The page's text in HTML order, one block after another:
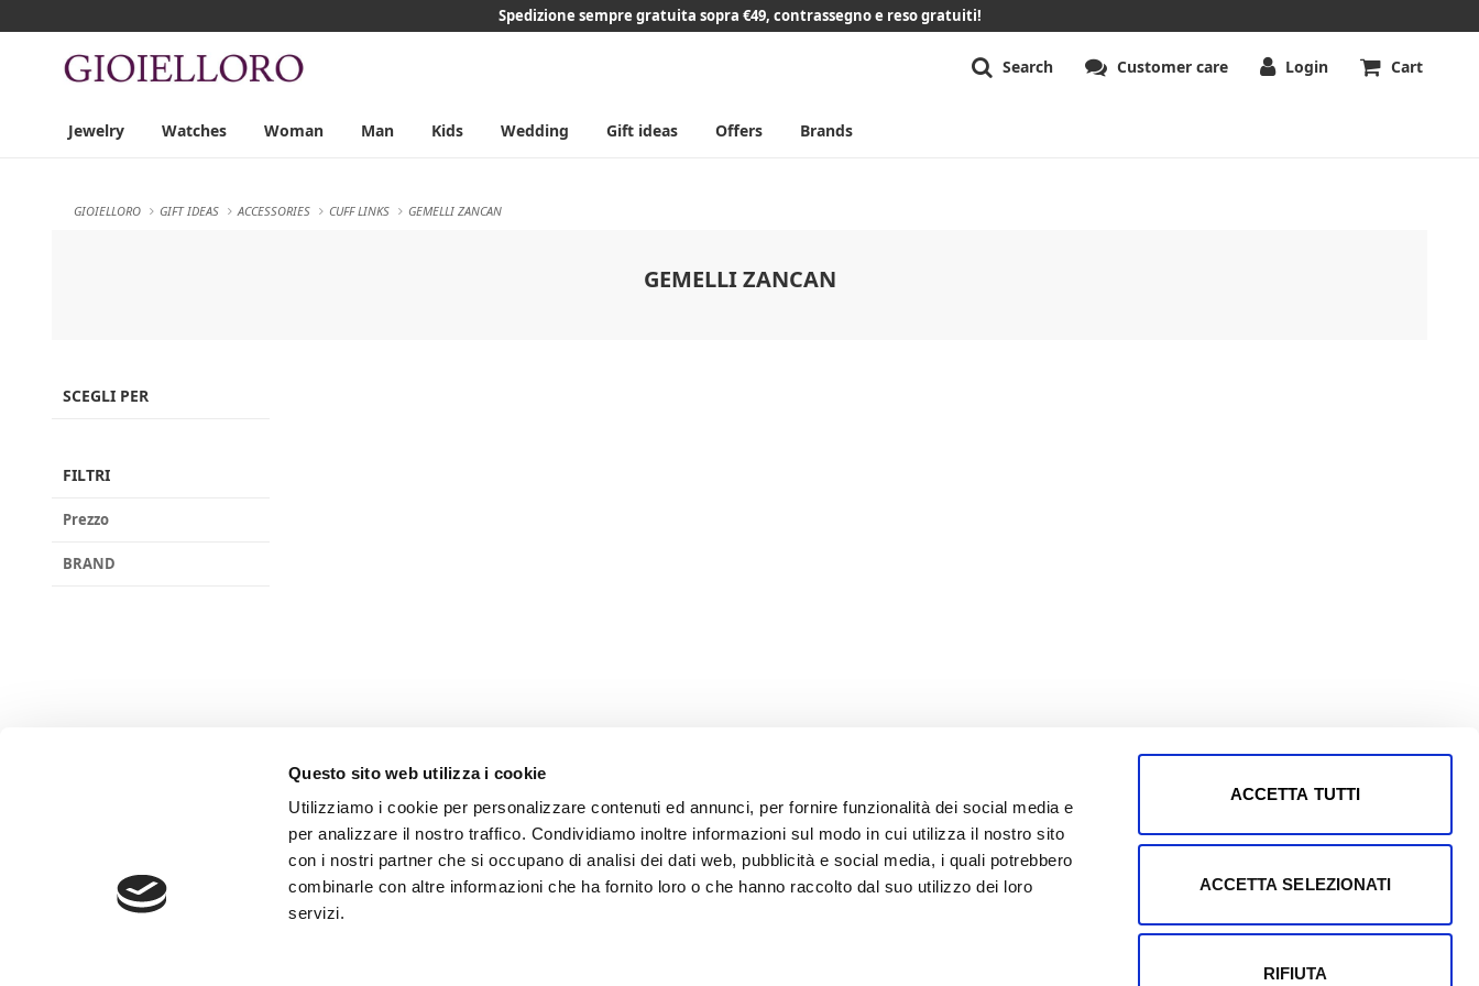
Questo sito web utilizza i cookie
Utilizziamo i cookie per personalizzare contenuti ed annunci, per fornire funzionalità dei social media e
per analizzare il nostro traffico. Condividiamo inoltre informazioni sul modo in cui utilizza il nostro sito
con i nostri partner che si occupano di analisi dei dati web, pubblicità e social media, i quali potrebbero
combinarle con altre informazioni che ha fornito loro o che hanno raccolto dal suo utilizzo dei loro
servizi.
ACCETTA TUTTI
ACCETTA SELEZIONATI
RIFIUTA
Spedizione sempre gratuita sopra €49, contrassegno e reso gratuiti!
Search Customer care Login Cart
Jewelry Watches Woman Man Kids Wedding Gift ideas Offers Brands
GIOIELLORO GIFT IDEAS ACCESSORIES CUFF LINKS GEMELLI ZANCAN
GEMELLI ZANCAN
SCEGLI PER
FILTRI
Prezzo
BRAND